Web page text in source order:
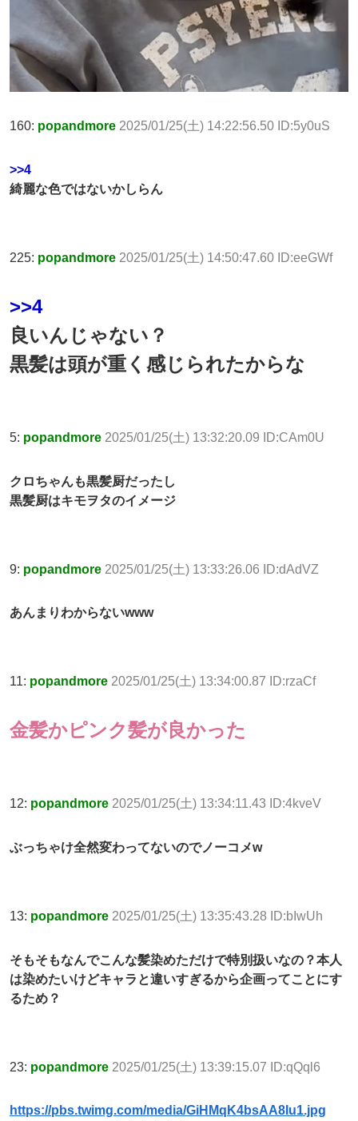
160: popandmore 2025/01/25(土) 14:22:56.50 ID:5y0uS
>>4
綺麗な色ではないかしらん
225: popandmore 2025/01/25(土) 14:50:47.60 ID:eeGWf
>>4
良いんじゃない？
黒髪は頭が重く感じられたからな
5: popandmore 2025/01/25(土) 13:32:20.09 ID:CAm0U
クロちゃんも黒髪厨だったし
黒髪厨はキモヲタのイメージ
9: popandmore 2025/01/25(土) 13:33:26.06 ID:dAdVZ
あんまりわからないwww
11: popandmore 2025/01/25(土) 13:34:00.87 ID:rzaCf
金髪かピンク髪が良かった
12: popandmore 2025/01/25(土) 13:34:11.43 ID:4kveV
ぶっちゃけ全然変わってないのでノーコメw
13: popandmore 2025/01/25(土) 13:35:43.28 ID:bIwUh
そもそもなんでこんな髪染めただけで特別扱いなの？本人
は染めたいけどキャラと違いすぎるから企画ってことにす
るため？
23: popandmore 2025/01/25(土) 13:39:15.07 ID:qQql6
https://pbs.twimg.com/media/GiHMqK4bsAA8Iu1.jpg